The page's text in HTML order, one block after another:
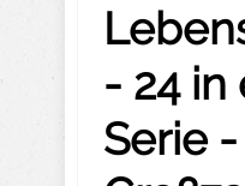
- 24 in
Serie